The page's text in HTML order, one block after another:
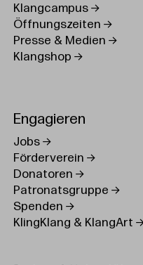
Klangcampus
Öffnungszeiten
Presse & Medien
Klangshop
Engagieren
Jobs
Förderverein
Donatoren
Patronatsgruppe
Spenden
KlingKlang & KlangArt